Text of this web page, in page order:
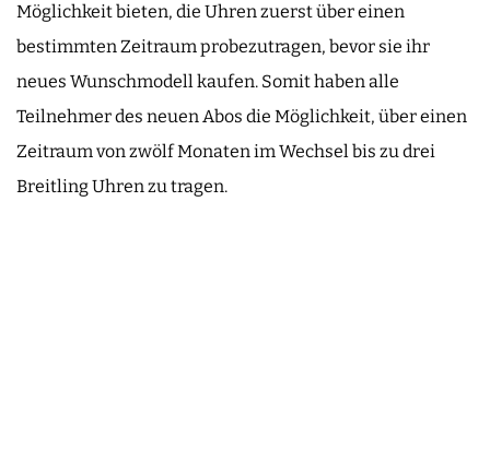
Möglichkeit bieten, die Uhren zuerst über einen
bestimmten Zeitraum probezutragen, bevor sie ihr
neues Wunschmodell kaufen. Somit haben alle
Teilnehmer des neuen Abos die Möglichkeit, über einen
Zeitraum von zwölf Monaten im Wechsel bis zu drei
Breitling Uhren zu tragen.